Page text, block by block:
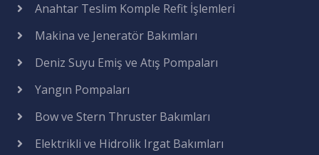
Anahtar Teslim Komple Refit İşlemleri
Makina ve Jeneratör Bakımları
Deniz Suyu Emiş ve Atış Pompaları
Yangın Pompaları
Bow ve Stern Thruster Bakımları
Elektrikli ve Hidrolik Irgat Bakımları